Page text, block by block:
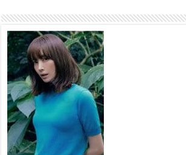
боломжтой-Хүүхэд хөгжүүлэх
төв” байгуулах төсөлд төр,
хувийн хэвшлийн түншлэлийн хүрээнд хамтран
ажиллахыг урьж байна
2026 оны 7 сар 22 / 9 цаг 28 минут
Б.Пүрэвдагва: “Урт цагаан”-ыг
залуучууд чөлөөт цагаа
өнгөрүүлдэг, жуулчид зорьж
ирдэг цэг болгоно
2026 оны 7 сар 21 / 16 цаг 47 минут
Тусгай замын автобус /BRT/ төслийн удирдах